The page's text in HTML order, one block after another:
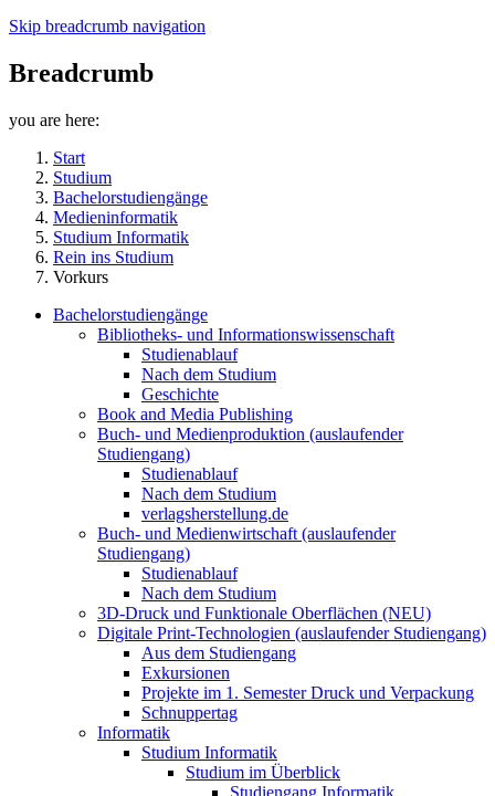
Skip breadcrumb navigation
Breadcrumb
you are here:
Start
Studium
Bachelorstudiengänge
Medieninformatik
Studium Informatik
Rein ins Studium
Vorkurs
Bachelorstudiengänge
Bibliotheks- und Informationswissenschaft
Studienablauf
Nach dem Studium
Geschichte
Book and Media Publishing
Buch- und Medienproduktion (auslaufender
Studiengang)
Studienablauf
Nach dem Studium
verlagsherstellung.de
Buch- und Medienwirtschaft (auslaufender
Studiengang)
Studienablauf
Nach dem Studium
3D-Druck und Funktionale Oberflächen (NEU)
Digitale Print-Technologien (auslaufender Studiengang)
Aus dem Studiengang
Exkursionen
Projekte im 1. Semester Druck und Verpackung
Schnuppertag
Informatik
Studium Informatik
Studium im Überblick